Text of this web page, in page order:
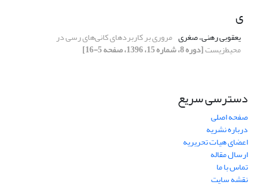
ی
یعقوبی رهنی، صغری مروری بر کاربردهای کانی‌های رسی در
محیط‌زیست[دوره 8، شماره 15، 1396، صفحه 5-16]
دسترسی سریع
صفحه اصلی
درباره نشریه
اعضای هیات تحریریه
ارسال مقاله
تماس با ما
نقشه سایت